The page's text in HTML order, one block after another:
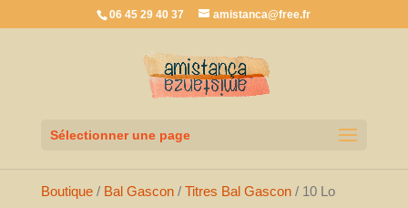
06 45 29 40 37 amistanca@free.fr
Sélectionner une page
Boutique/ Bal Gascon/ Titres Bal Gascon/ 10 Lo